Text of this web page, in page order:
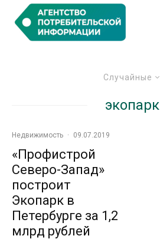
Случайные
экопарк
Недвижимость · 09.07.2019
«Профистрой
Северо-Запад»
построит
Экопарк в
Петербурге за 1,2
млрд рублей